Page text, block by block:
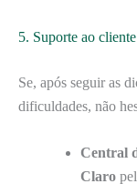
5. Suporte ao cliente
Se, após seguir as
dificuldades, não
Central
Claro